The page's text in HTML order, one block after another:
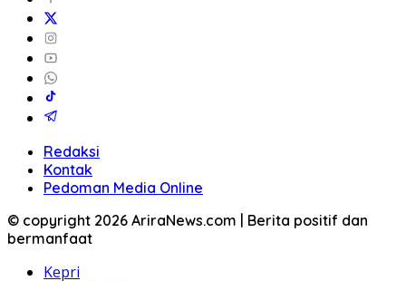
Redaksi
Kontak
Pedoman Media Online
© copyright 2026 AriraNews.com | Berita positif dan
bermanfaat
Kepri